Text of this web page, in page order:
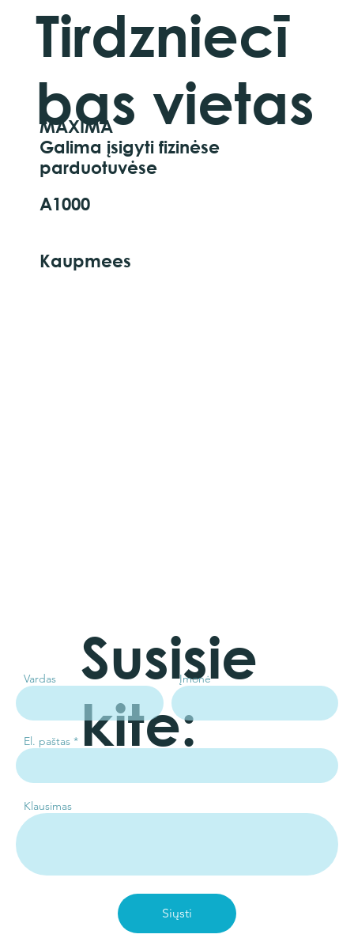
Tirdzniecī
bas vietas
Galima įsigyti fizinėse
parduotuvėse
MAXIMA
A1000
Kaupmees
Susisie
kite:
Vardas
El. paštas
Įmonė
Klausimas
Siųsti